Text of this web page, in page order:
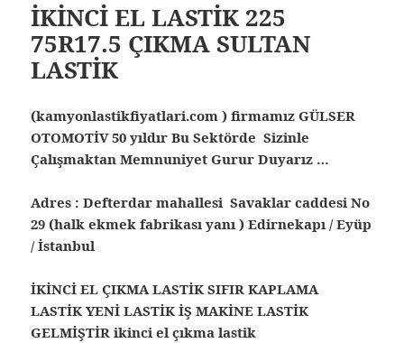
İKİNCİ EL LASTİK 225
75R17.5 ÇIKMA SULTAN
LASTİK
(kamyonlastikfiyatlari.com ) firmamız GÜLSER
OTOMOTİV 50 yıldır Bu Sektörde Sizinle
Çalışmaktan Memnuniyet Gurur Duyarız …
Adres : Defterdar mahallesi Savaklar caddesi No
29 (halk ekmek fabrikası yanı ) Edirnekapı / Eyüp
/ İstanbul
İKİNCİ EL ÇIKMA LASTİK SIFIR KAPLAMA
LASTİK YENİ LASTİK İŞ MAKİNE LASTİK
GELMİŞTİR ikinci el çıkma lastik